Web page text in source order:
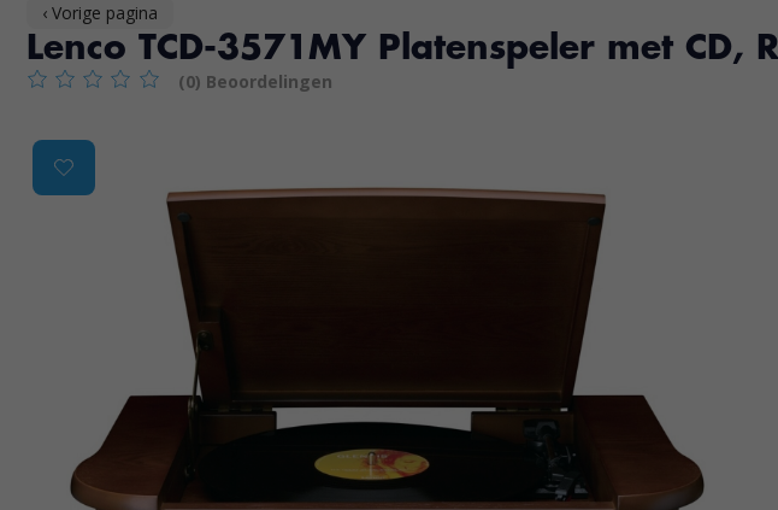
‹ Vorige pagina
Lenco TCD-3571MY Platenspeler met CD,
De beoordeling van dit product is0van de 5
(0) Beoordelingen
Product image slideshow Items